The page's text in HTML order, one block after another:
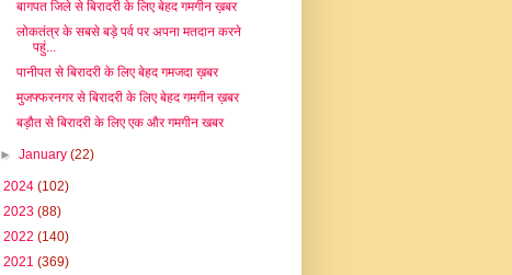
बागपत जिले से बिरादरी के लिए बेहद गमगीन ख़बर
लोकतंत्र के सबसे बड़े पर्व पर अपना मतदान करने
पहुं...
पानीपत से बिरादरी के लिए बेहद गमजदा ख़बर
मुजफ्फरनगर से बिरादरी के लिए बेहद गमगीन ख़बर
बड़ौत से बिरादरी के लिए एक और गमगीन खबर
►January(22)
2024 (102)
2023 (88)
2022 (140)
2021 (369)